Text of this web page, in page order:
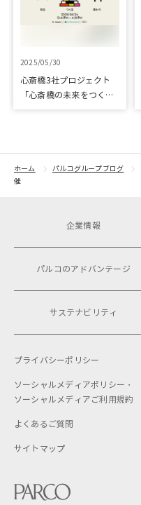
2025/05/30
心斎橋3社プロジェクト
「心斎橋の未来をつくろ
ホーム パルコグループブログ
催
企業情報
パルコのアドバンテージ
サステナビリティ
プライバシーポリシー
ソーシャルメディアポリシー・
ソーシャルメディアご利用規約
よくあるご質問
サイトマップ